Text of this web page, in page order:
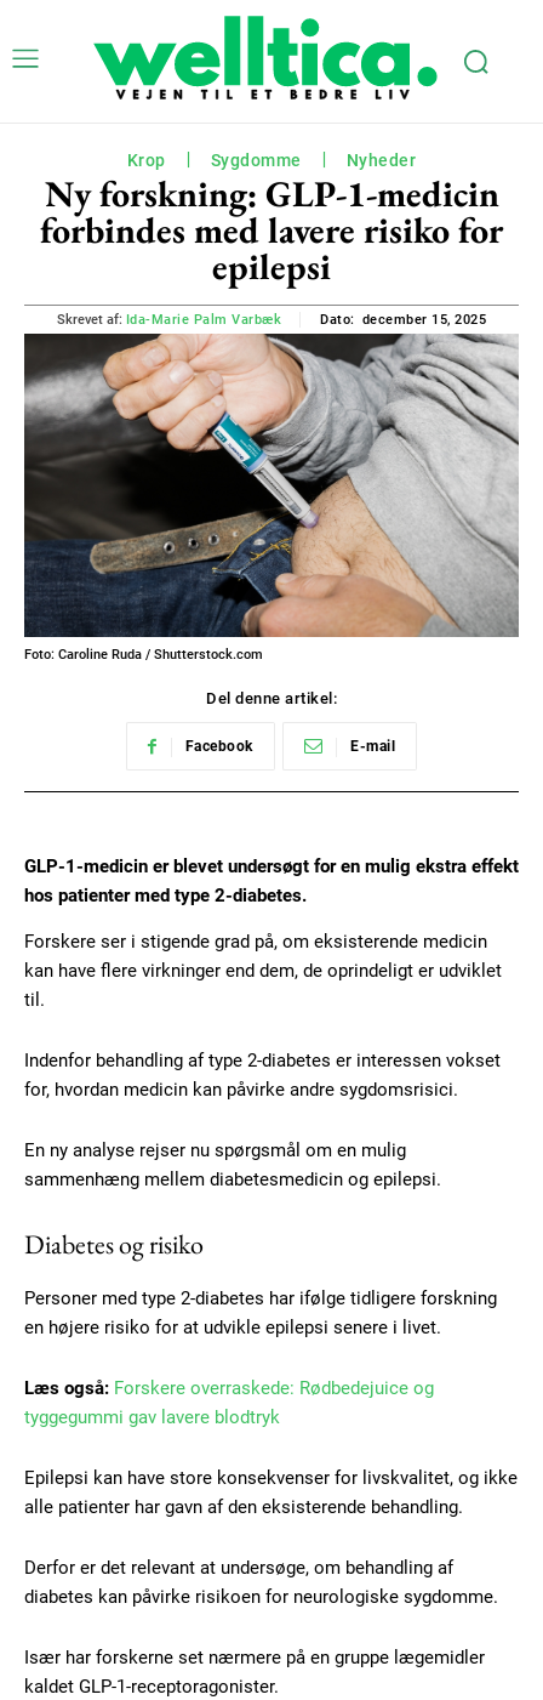
Krop Sygdomme Nyheder
Ny forskning: GLP-1-medicin
forbindes med lavere risiko for
epilepsi
Skrevet af: Ida-Marie Palm Varbæk Dato: december 15, 2025
Foto: Caroline Ruda / Shutterstock.com
Del denne artikel:
Facebook E-mail
GLP-1-medicin er blevet undersøgt for en mulig ekstra effekt
hos patienter med type 2-diabetes.
Forskere ser i stigende grad på, om eksisterende medicin
kan have flere virkninger end dem, de oprindeligt er udviklet
til.
Indenfor behandling af type 2-diabetes er interessen vokset
for, hvordan medicin kan påvirke andre sygdomsrisici.
En ny analyse rejser nu spørgsmål om en mulig
sammenhæng mellem diabetesmedicin og epilepsi.
Diabetes og risiko
Personer med type 2-diabetes har ifølge tidligere forskning
en højere risiko for at udvikle epilepsi senere i livet.
Læs også: Forskere overraskede: Rødbedejuice og
tyggegummi gav lavere blodtryk
Epilepsi kan have store konsekvenser for livskvalitet, og ikke
alle patienter har gavn af den eksisterende behandling.
Derfor er det relevant at undersøge, om behandling af
diabetes kan påvirke risikoen for neurologiske sygdomme.
Især har forskerne set nærmere på en gruppe lægemidler
kaldet GLP-1-receptoragonister.